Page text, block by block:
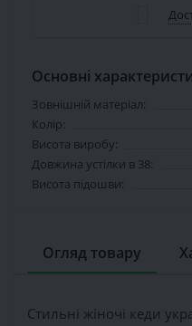
Основні
Зовнішній матеріал:
Колір:
Висота виробу:
Довжина устілки в 38:
Висота підошви:
Огляд товару
Стильні жіночі кеди